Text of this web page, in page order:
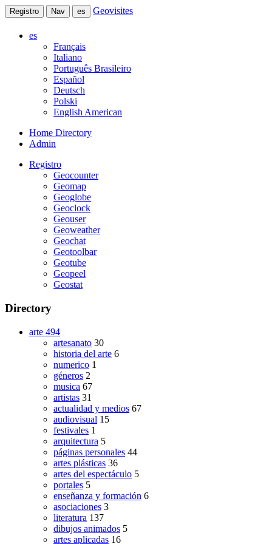
Registro Nav es Geovisites
es
Français
Italiano
Português Brasileiro
Español
Deutsch
Polski
English American
Home Directory
Admin
Registro
Geocounter
Geomap
Geoglobe
Geoclock
Geouser
Geoweather
Geochat
Geotoolbar
Geotube
Geopeel
Geostat
Directory
arte 494
artesanato 30
historia del arte 6
numerico 1
géneros 2
musica 67
artistas 31
actualidad y medios 67
audiovisual 15
festivales 1
arquitectura 5
páginas personales 44
artes plásticas 36
artes del espectáculo 5
portales 5
enseñanza y formación 6
asociaciones 3
literatura 137
dibujos animados 5
artes aplicadas 16